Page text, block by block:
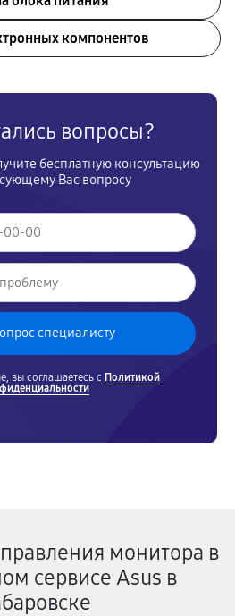
компонентов
вопросы?
бесплатную консультацию
Вас вопросу
вы соглашаетесь с Политикой
монитора в
сервисе Asus в